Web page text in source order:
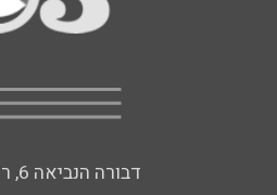
דבורה הנביאה 6, רמת השרון